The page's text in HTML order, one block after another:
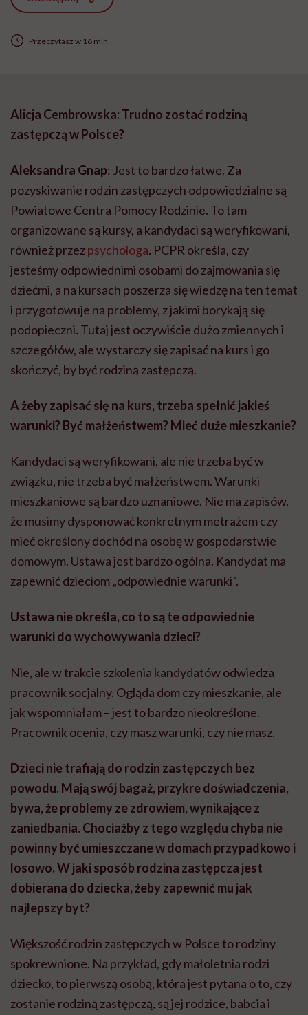
Przeczytasz w 16 min
Alicja Cembrowska: Trudno zostać rodziną
zastępczą w Polsce?
Aleksandra Gnap: Jest to bardzo łatwe. Za
pozyskiwanie rodzin zastępczych odpowiedzialne są
Powiatowe Centra Pomocy Rodzinie. To tam
organizowane są kursy, a kandydaci są weryfikowani,
również przezpsychologa. PCPR określa, czy
jesteśmy odpowiednimi osobami do zajmowania się
dziećmi, a na kursach poszerza się wiedzę na ten temat
i przygotowuje na problemy, z jakimi borykają się
podopieczni. Tutaj jest oczywiście dużo zmiennych i
szczegółów, ale wystarczy się zapisać na kurs i go
skończyć, by być rodziną zastępczą.
A żeby zapisać się na kurs, trzeba spełnić jakieś
warunki? Być małżeństwem? Mieć duże mieszkanie?
Kandydaci są weryfikowani, ale nie trzeba być w
związku, nie trzeba być małżeństwem. Warunki
mieszkaniowe są bardzo uznaniowe. Nie ma zapisów,
że musimy dysponować konkretnym metrażem czy
mieć określony dochód na osobę w gospodarstwie
domowym. Ustawa jest bardzo ogólna. Kandydat ma
zapewnić dzieciom „odpowiednie warunki”.
Ustawa nie określa, co to są te odpowiednie
warunki do wychowywania dzieci?
Nie, ale w trakcie szkolenia kandydatów odwiedza
pracownik socjalny. Ogląda dom czy mieszkanie, ale
jak wspomniałam – jest to bardzo nieokreślone.
Pracownik ocenia, czy masz warunki, czy nie masz.
Dzieci nie trafiają do rodzin zastępczych bez
powodu. Mają swój bagaż, przykre doświadczenia,
bywa, że problemy ze zdrowiem, wynikające z
zaniedbania. Chociażby z tego względu chyba nie
powinny być umieszczane w domach przypadkowo i
losowo. W jaki sposób rodzina zastępcza jest
dobierana do dziecka, żeby zapewnić mu jak
najlepszy byt?
Większość rodzin zastępczych w Polsce to rodziny
spokrewnione. Na przykład, gdy małoletnia rodzi
dziecko, to pierwszą osobą, która jest pytana o to, czy
zostanie rodziną zastępczą, są jej rodzice, babcia i